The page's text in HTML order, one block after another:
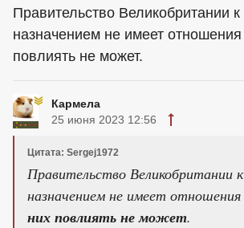
Правительство Великобритании к
назначением не имеет
повлиять не может.
Кармела
25 июня 2023 12:56
Цитата: Sergej1972
Правительство Великобритании
назначением не имеет
них повлиять не может.